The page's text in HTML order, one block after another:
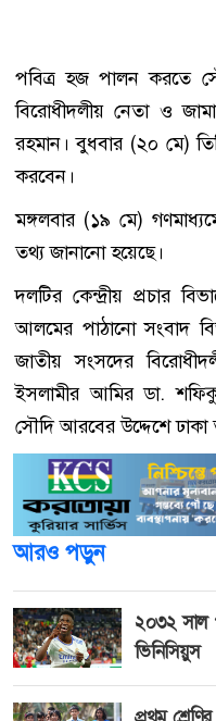
পবিত্র হজ পালন করতে
বিরোধীদলীয় নেতা ও
রহমান। বুধবার (২০ মে)
করবেন।
মঙ্গলবার (১৯ মে)
তথ্য জানানো হয়েছে।
দলটির কেন্দ্রীয় প্রচার
আলমের পাঠানো সংবাদ
জাতীয় সংসদের
ইসলামীর আমির ডা.
সৌদি আরবের উদ্দেশে ঢাকা
আরও পড়ুন
২০৩২ সাল
ভিনিসিয়ুস